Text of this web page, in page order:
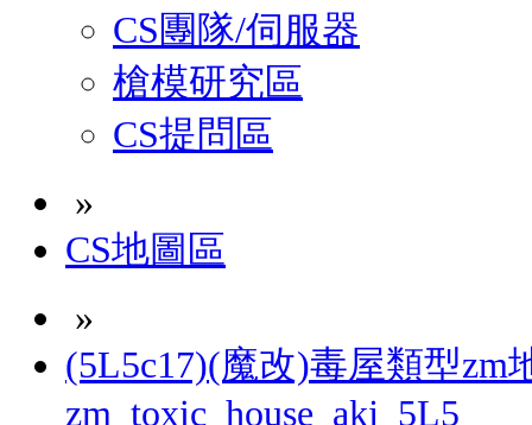
CS團隊/伺服器
槍模研究區
CS提問區
»
CS地圖區
»
(5L5c17)(魔改)毒屋類型zm
zm_toxic_house_akj_5L5